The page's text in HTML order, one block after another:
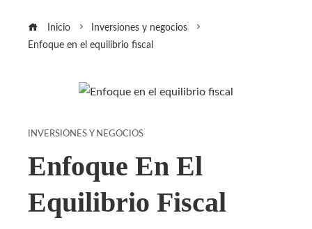
Inicio
Inversiones y negocios
Enfoque en el equilibrio fiscal
INVERSIONES Y NEGOCIOS
Enfoque En El
Equilibrio Fiscal